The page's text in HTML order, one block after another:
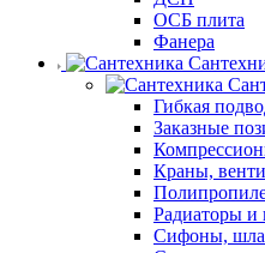
ОСБ плита
Фанера
Гибкая
Заказные
Краны,
Радиаторы
Сифоны,